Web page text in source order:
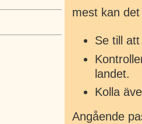
mest kan
Se till
landet.
Kolla
Angående